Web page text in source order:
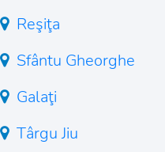
Reşiţa
Sfântu Gheorghe
Galaţi
Târgu Jiu